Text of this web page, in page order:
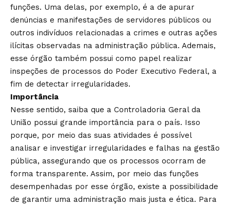
funções. Uma delas, por exemplo, é a de apurar
denúncias e manifestações de servidores públicos ou
outros indivíduos relacionadas a crimes e outras ações
ilícitas observadas na administração pública. Ademais,
esse órgão também possui como papel realizar
inspeções de processos do Poder Executivo Federal, a
fim de detectar irregularidades.
Importância
Nesse sentido, saiba que a Controladoria Geral da
União possui grande importância para o país. Isso
porque, por meio das suas atividades é possível
analisar e investigar irregularidades e falhas na gestão
pública, assegurando que os processos ocorram de
forma transparente. Assim, por meio das funções
desempenhadas por esse órgão, existe a possibilidade
de garantir uma administração mais justa e ética. Para